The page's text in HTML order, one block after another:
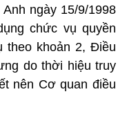
ngày 15/9/1998
chức vụ quyền
theo khoản 2, Điều
do thời hiệu truy
nên Cơ quan điều